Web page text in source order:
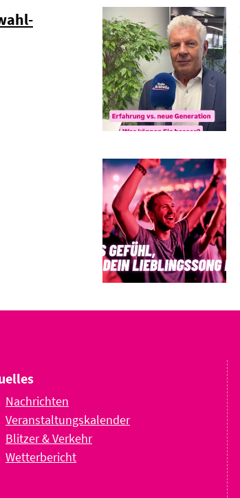
Nachrichten
Veranstaltungskalender
Blitzer & Verkehr
Wetterbericht